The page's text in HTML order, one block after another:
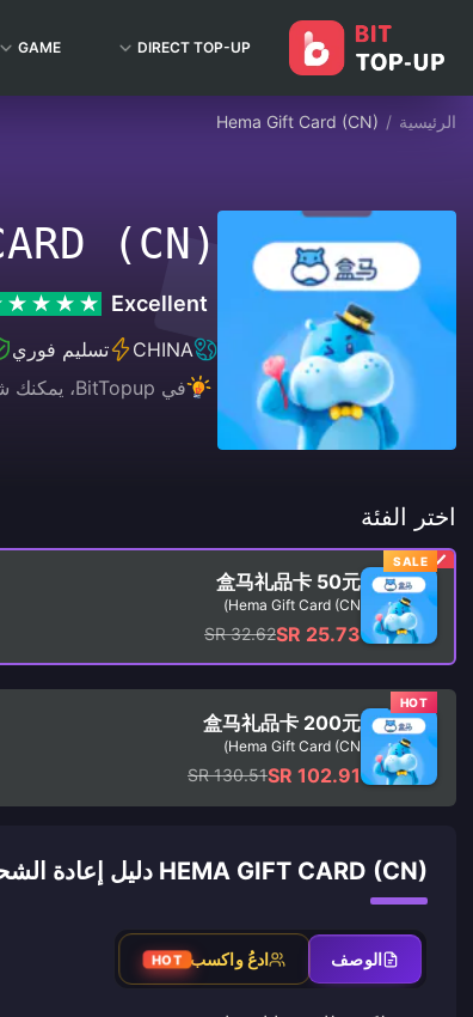
DIRECT TOP-UP
GAME
الرئيسية /
Hema Gift Card (CN)
(CN)
Excellent
CHINA
تسليم فوري
في BitTopup، يمكنك شحن ألعابك، وبثك المباشر، وشراء بطاقات الهدايا بكل سهولة، مع الاستمتاع بتجربة دفع مريحة وخصومات رائعة!
اختر الفئة
SALE
盒马礼品卡 50元
Hema Gift Card (CN)
SR 25.73
SR 32.62
HOT
盒马礼品卡 200元
Hema Gift Card (CN)
SR 102.91
SR 130.51
HEMA GIFT CARD (CN) دليل إعادة الشحن
الوصف ادعُ واكسب HOT